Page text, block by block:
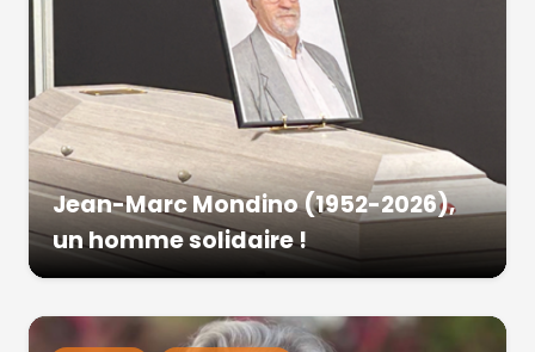
Jean-Marc Mondino (1952-2026),
un homme solidaire !